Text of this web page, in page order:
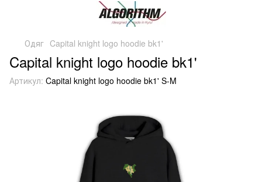
Одяг Capital knight logo hoodie bk1'
Capital knight logo hoodie bk1'
Артикул: Capital knight logo hoodie bk1' S-M